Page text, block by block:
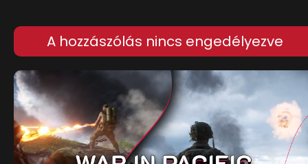
A hozzászólás nincs engedélyezve